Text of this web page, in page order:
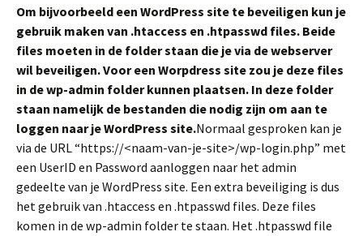
Om bijvoorbeeld een WordPress site te beveiligen kun je
gebruik maken van .htaccess en .htpasswd files. Beide
files moeten in de folder staan die je via de webserver
wil beveiligen. Voor een Worpdress site zou je deze files
in de wp-admin folder kunnen plaatsen. In deze folder
staan namelijk de bestanden die nodig zijn om aan te
loggen naar je WordPress site.Normaal gesproken kan je
via de URL “https://<naam-van-je-site>/wp-login.php” met
een UserID en Password aanloggen naar het admin
gedeelte van je WordPress site. Een extra beveiliging is dus
het gebruik van .htaccess en .htpasswd files. Deze files
komen in de wp-admin folder te staan. Het .htpasswd file